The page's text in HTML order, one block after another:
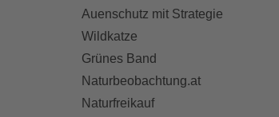
Auenschutz mit Strategie
Wildkatze
Grünes Band
Naturbeobachtung.at
Naturfreikauf